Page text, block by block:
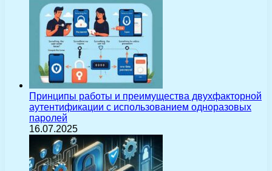
Принципы работы и преимущества двухфакторной
аутентификации с использованием одноразовых
паролей
16.07.2025